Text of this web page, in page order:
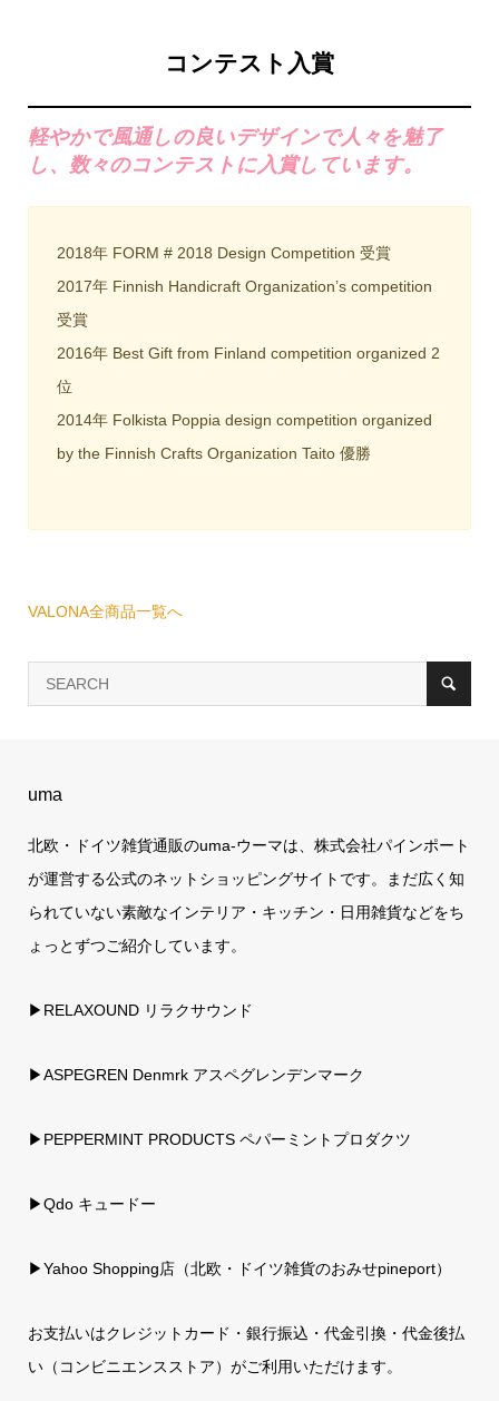
コンテスト入賞
軽やかで風通しの良いデザインで人々を魅了
し、数々のコンテストに入賞しています。
2018年 FORM # 2018 Design Competition 受賞
2017年 Finnish Handicraft Organization’s competition
受賞
2016年 Best Gift from Finland competition organized 2
位
2014年 Folkista Poppia design competition organized
by the Finnish Crafts Organization Taito 優勝
VALONA全商品一覧へ
uma
北欧・ドイツ雑貨通販のuma-ウーマは、株式会社パインポート
が運営する公式のネットショッピングサイトです。まだ広く知
られていない素敵なインテリア・キッチン・日用雑貨などをち
ょっとずつご紹介しています。
▶RELAXOUND リラクサウンド
▶ASPEGREN Denmrk アスペグレンデンマーク
▶PEPPERMINT PRODUCTS ペパーミントプロダクツ
▶Qdo キュードー
▶Yahoo Shopping店（北欧・ドイツ雑貨のおみせpineport）
お支払いはクレジットカード・銀行振込・代金引換・代金後払
い（コンビニエンスストア）がご利用いただけます。